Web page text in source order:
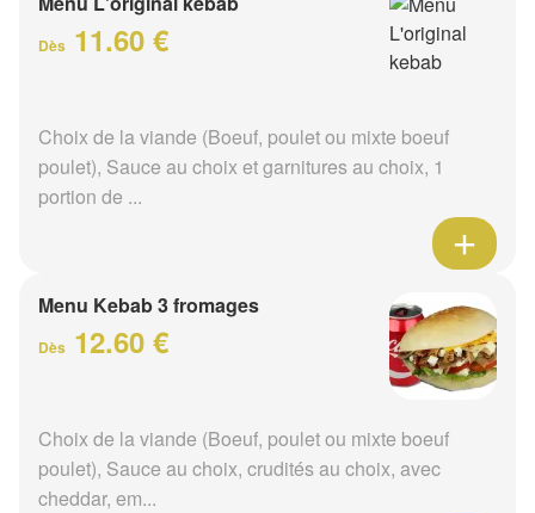
Dès 11.60 €
Choix de la viande (Boeuf, poulet ou mixte boeuf
poulet), Sauce au choix et garnitures au choix, 1
portion de ...
Menu Kebab 3 fromages
Dès 12.60 €
Choix de la viande (Boeuf, poulet ou mixte boeuf
poulet), Sauce au choix, crudités au choix, avec
cheddar, em...